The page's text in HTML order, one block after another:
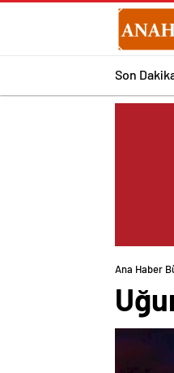
Son
Ana Haber